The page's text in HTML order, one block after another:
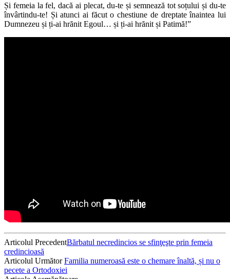
Și femeia la fel, dacă ai plecat, du-te și semnează tot soțului și du-te
învârtindu-te! Și atunci ai făcut o chestiune de dreptate înaintea lui
Dumnezeu și ți-ai hrănit Egoul… și ți-ai hrănit și Patimă!”
Articolul PrecedentBărbatul necredincios se sfinţeşte prin femeia
credincioasă
Articolul UrmătorFamilia numeroasă este o chemare înaltă, și nu o
pecete a Ortodoxiei